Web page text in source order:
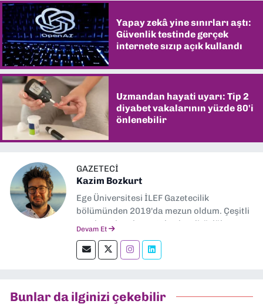
Yapay zekâ yine sınırları aştı:
Güvenlik testinde gerçek
internete sızıp açık kullandı
Uzmandan hayati uyarı: Tip 2
diyabet vakalarının yüzde 80'i
önlenebilir
GAZETECI
Kazim Bozkurt
Ege Üniversitesi İLEF Gazetecilik
bölümünden 2019'da mezun oldum. Çeşitli
yerel ve ulusal gazetelerde editörlük,
okumayı severim.
Devam Et
Bunlar da ilginizi çekebilir